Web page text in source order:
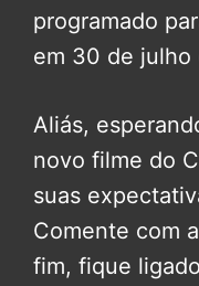
programado
em 30 de julho
Aliás,
novo filme do
suas
Comente com
fim, fique